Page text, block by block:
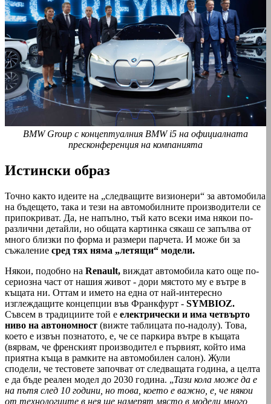
BMW Group с концептуалния BMW i5 на официалната
пресконференция на компанията
Истински образ
Точно както идеите на „следващите визионери“ за автомобила
на бъдещето, така и тези на автомобилните производители се
припокриват. Да, не напълно, тъй като всеки има някои по-
различни детайли, но общата картинка сякаш се запълва от
много близки по форма и размери парчета. И може би за
съжаление сред тях няма „летящи“ модели.
Някои, подобно на Renault, виждат автомобила като още по-
сериозна част от нашия живот - дори мястото му е вътре в
къщата ни. Оттам и името на една от най-интересно
изглеждащите концепции във Франкфурт - SYMBIOZ.
Съвсем в традициите той е електрически и има четвърто
ниво на автономност (вижте таблицата по-надолу). Това,
което е извън познатото, е, че се паркира вътре в къщата
(вярвам, че френският производител е първият, който има
приятна къща в рамките на автомобилен салон). Жули
сподели, че тестовете започват от следващата година, а целта
е да бъде реален модел до 2030 година. „Тази кола може да е
на пътя след 10 години, но това, което е важно, е, че някои
от технологиите в нея ще намерят място в модели много